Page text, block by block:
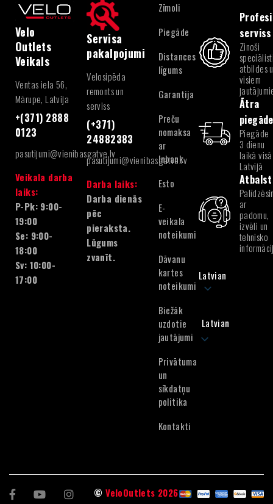
Velo
Outlets
Veikals
Ventas iela 56,
Mārupe, Latvija
+(371) 2888
0123
pasutijumi@vienibasgatve.lv
Veikala darba
laiks:
P-Pk: 9:00-
19:00
Se: 9:00-
18:00
Sv: 10:00-
17:00
Servisa
pakalpojumi
Velosipēda
remonts un
serviss
(+371)
24882383
pasutijumi@vienibasgatve.lv
Darba laiks:
Darba dienās
pēc
pieraksta.
Lūgums
zvanīt.
Zīmoli
Piegāde
Distances
līgums
Garantija
Preču
nomaksa
ar
Inbank
Esto
E-
veikala
noteikumi
Dāvanu
kartes
noteikumi
Biežāk
uzdotie
jautājumi
Privātuma
un
sīkdatņu
politika
Kontakti
serviss
Zinoši
atbildes
visiem
Ātra
piegāde
Piegāde
3 dienu
laikā visā
Latvijā
ar
padomu,
izvēli un
tehnisko
Latvian
Latvian
©VeloOutlets 2026